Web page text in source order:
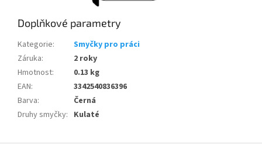
Doplňkové parametry
Kategorie:
Smyčky pro práci
Záruka:
2 roky
Hmotnost:
0.13 kg
EAN:
3342540836396
Barva:
Černá
Druhy smyčky: Kulaté